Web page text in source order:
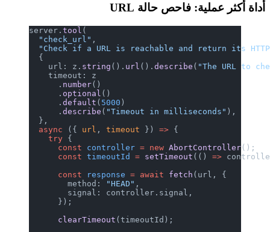
أداة أكثر عملية: فاحص حالة URL
server.tool
  "check_url"
"Check if a URL is reachable and return its
  {
    url: z.
string (). url ().describe ("The URL to
    timeout: z
      .
number ()
      .
optional ()
      .
default (5000
      .
describe ("Timeout in milliseconds" ),
  },
  async
({ url , timeout }) => {
    try
{
      const
controller = new AbortController ();
      const
timeoutId = setTimeout (() =>
      const
response = await fetch (url, {
        method:
"HEAD"
        signal: controller.signal,
      });
      clearTimeout
(timeoutId);